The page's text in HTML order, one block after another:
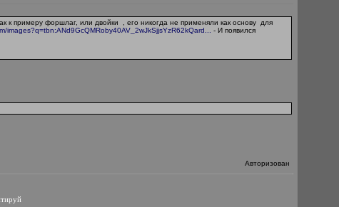
к примеру форшлаг, или двойки
, его никогда не применяли как основу для
images?q=tbn:ANd9GcQMRoby40AV_2wJkSjjsYzR62kQard...
- И появился
Авторизован